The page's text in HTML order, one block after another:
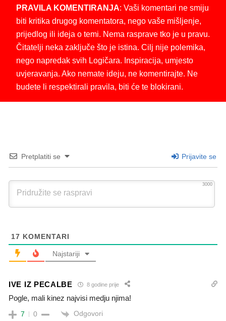
PRAVILA KOMENTIRANJA: Vaši komentari ne smiju
biti kritika drugog komentatora, nego vaše mišljenje,
prijedlog ili ideja o temi. Nema rasprave tko je u pravu.
Čitatelji neka zaključe što je istina. Cilj nije polemika,
nego napredak svih Logičara. Inspiracija, umjesto
uvjeravanja. Ako nemate ideju, ne komentirajte. Ne
budete li respektirali pravila, biti će te blokirani.
Pretplatiti se Prijavite se
3000
17 KOMENTARI
Najstariji
IVE IZ PECALBE 8 godine prije
Pogle, mali kinez najvisi medju njima!
7 0 Odgovori